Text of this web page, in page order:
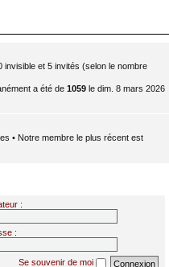
invisible et 5 invités (selon le nombre
a été de 1059 le dim. 8 mars 2026
• Notre membre le plus récent est
:
:
Se souvenir de moi